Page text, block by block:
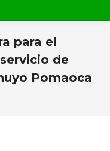
para el
de
Pomaoca